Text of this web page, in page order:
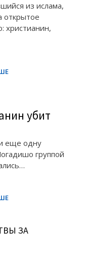
из ислама,
открытое
христианин,
убит
еще одну
группой
ЗА